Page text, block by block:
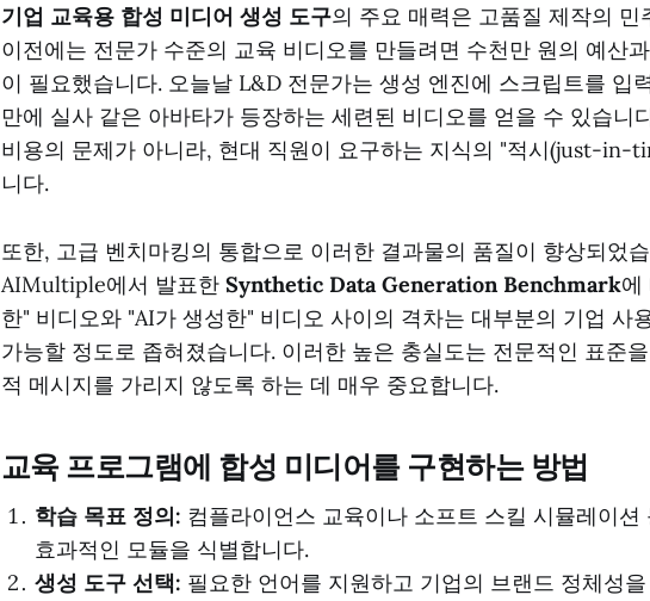
기업 교육용 합성 미디어 생성 도구의 주요 매력은 고품질 제작의 민
이전에는 전문가 수준의 교육 비디오를 만들려면 수천만 원의 예산
이 필요했습니다. 오늘날 L&D 전문가는 생성 엔진에 스크립트를 입
만에 실사 같은 아바타가 등장하는 세련된 비디오를 얻을 수 있습니
비용의 문제가 아니라, 현대 직원이 요구하는 지식의 "적시(just-in-
니다.
또한, 고급 벤치마킹의 통합으로 이러한 결과물의 품질이 향상되었
AIMultiple에서 발표한 Synthetic Data Generation Benchmark에
한" 비디오와 "AI가 생성한" 비디오 사이의 격차는 대부분의 기업 사
가능할 정도로 좁혀졌습니다. 이러한 높은 충실도는 전문적인 표준
적 메시지를 가리지 않도록 하는 데 매우 중요합니다.
교육 프로그램에 합성 미디어를 구현하는 방법
학습 목표 정의: 컴플라이언스 교육이나 소프트 스킬 시뮬레이
효과적인 모듈을 식별합니다.
생성 도구 선택: 필요한 언어를 지원하고 기업의 브랜드 정체성